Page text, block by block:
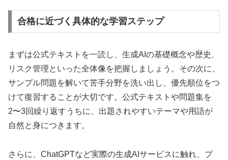
合格に近づく具体的な学習ステップ
まずは公式テキストを一読し、生成AIの基礎概念や歴史、
リスク管理といった全体像を把握しましょう。その次に、
サンプル問題を解いて苦手分野を洗い出し、優先順位をつ
けて復習することが大切です。公式テキストや問題集を
2〜3回繰り返すうちに、出題されやすいテーマや用語が
自然と身につきます。
さらに、ChatGPTなど実際の生成AIサービスに触れ、プ